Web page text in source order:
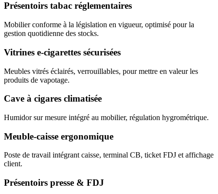
Présentoirs tabac réglementaires
Mobilier conforme à la législation en vigueur, optimisé pour la
gestion quotidienne des stocks.
Vitrines e-cigarettes sécurisées
Meubles vitrés éclairés, verrouillables, pour mettre en valeur les
produits de vapotage.
Cave à cigares climatisée
Humidor sur mesure intégré au mobilier, régulation hygrométrique.
Meuble-caisse ergonomique
Poste de travail intégrant caisse, terminal CB, ticket FDJ et affichage
client.
Présentoirs presse & FDJ